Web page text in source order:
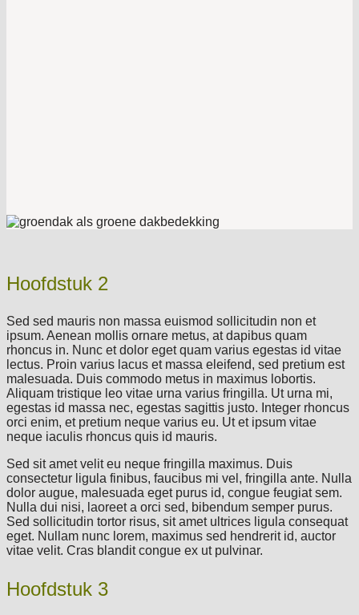
Hoofdstuk 2
Sed sed mauris non massa euismod sollicitudin non et
ipsum. Aenean mollis ornare metus, at dapibus quam
rhoncus in. Nunc et dolor eget quam varius egestas id vitae
lectus. Proin varius lacus et massa eleifend, sed pretium est
malesuada. Duis commodo metus in maximus lobortis.
Aliquam tristique leo vitae urna varius fringilla. Ut urna mi,
egestas id massa nec, egestas sagittis justo. Integer rhoncus
orci enim, et pretium neque varius eu. Ut et ipsum vitae
neque iaculis rhoncus quis id mauris.
Sed sit amet velit eu neque fringilla maximus. Duis
consectetur ligula finibus, faucibus mi vel, fringilla ante. Nulla
dolor augue, malesuada eget purus id, congue feugiat sem.
Nulla dui nisi, laoreet a orci sed, bibendum semper purus.
Sed sollicitudin tortor risus, sit amet ultrices ligula consequat
eget. Nullam nunc lorem, maximus sed hendrerit id, auctor
vitae velit. Cras blandit congue ex ut pulvinar.
Hoofdstuk 3